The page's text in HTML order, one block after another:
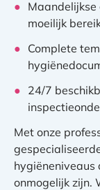
moeilijk
Complete
24/7
Met onze
onmogelijk zijn.